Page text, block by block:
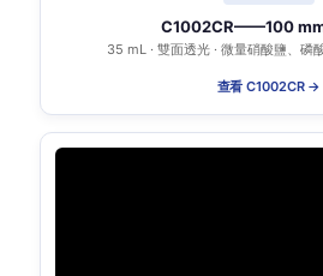
C1002CR——100
35 mL · 雙面透光 · 微量硝酸鹽、磷
查看 C1002CR →